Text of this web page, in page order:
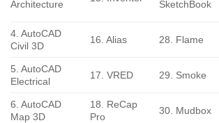
Architecture
SketchBook
4. AutoCAD
Civil 3D
16. Alias 28. Flame
5. AutoCAD
Electrical
17. VRED 29. Smoke
6. AutoCAD
Map 3D
18. ReCap
Pro
30. Mudbox